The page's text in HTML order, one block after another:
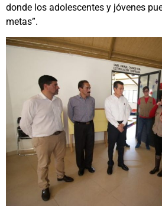
donde los adolescentes y jóvenes
metas”.